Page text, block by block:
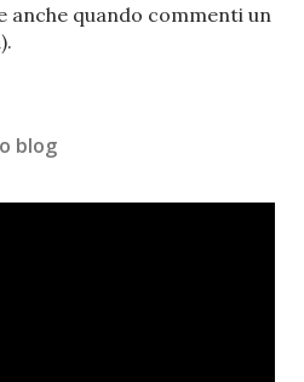
anche quando commenti un
blog